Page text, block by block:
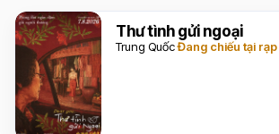
Thư tình gửi ngoại
Trung QuốcĐang chiếu tại rạp